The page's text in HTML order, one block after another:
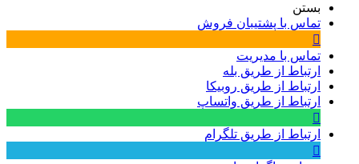
بستن
تماس با پشتیبان فروش
تماس با مدیریت
ارتباط از طریق بله
ارتباط از طریق روبیکا
ارتباط از طریق واتساپ
ارتباط از طریق تلگرام